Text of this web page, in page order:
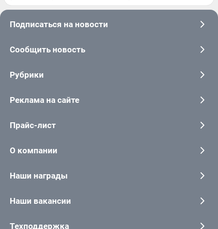
Подписаться на новости
Сообщить новость
Рубрики
Реклама на сайте
Прайс-лист
О компании
Наши награды
Наши вакансии
Техподдержка